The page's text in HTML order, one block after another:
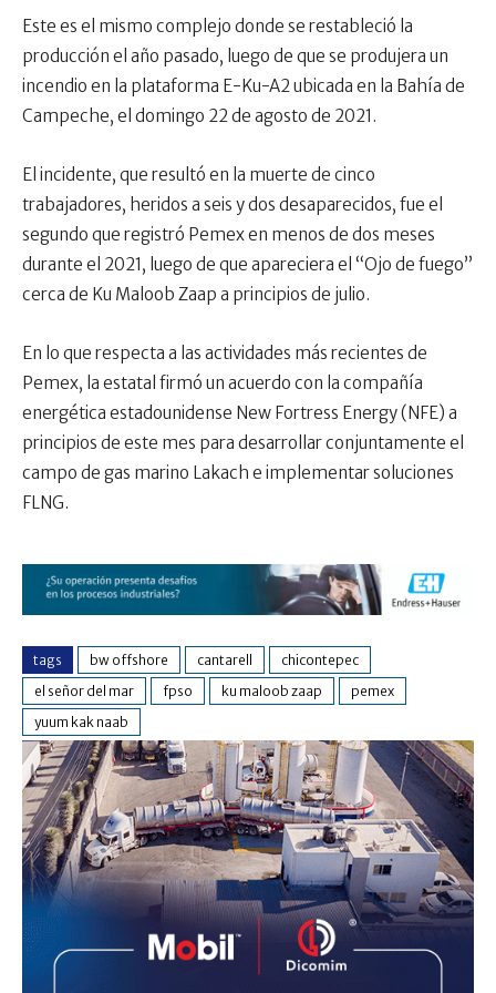
Este es el mismo complejo donde se restableció la
producción el año pasado, luego de que se produjera un
incendio en la plataforma E-Ku-A2 ubicada en la Bahía de
Campeche, el domingo 22 de agosto de 2021.
El incidente, que resultó en la muerte de cinco
trabajadores, heridos a seis y dos desaparecidos, fue el
segundo que registró Pemex en menos de dos meses
durante el 2021, luego de que apareciera el “Ojo de fuego”
cerca de Ku Maloob Zaap a principios de julio.
En lo que respecta a las actividades más recientes de
Pemex, la estatal firmó un acuerdo con la compañía
energética estadounidense New Fortress Energy (NFE) a
principios de este mes para desarrollar conjuntamente el
campo de gas marino Lakach e implementar soluciones
FLNG.
tags bw offshore cantarell
chicontepec
el señor del mar
fpso ku maloob zaap
pemex
yuum kak naab